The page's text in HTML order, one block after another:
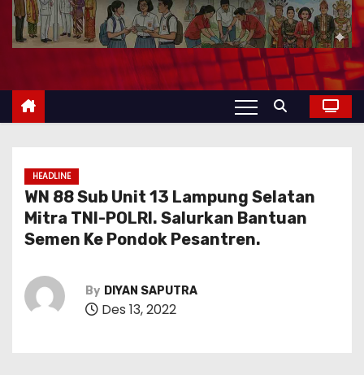
HEADLINE
WN 88 Sub Unit 13 Lampung Selatan
Mitra TNI-POLRI. Salurkan Bantuan
Semen Ke Pondok Pesantren.
By DIYAN SAPUTRA
Des 13, 2022